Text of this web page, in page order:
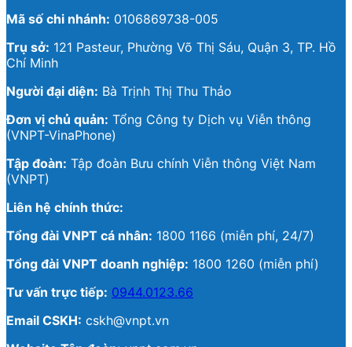
Mã số chi nhánh: 0106869738-005
Trụ sở: 121 Pasteur, Phường Võ Thị Sáu, Quận 3, TP. Hồ
Chí Minh
Người đại diện: Bà Trịnh Thị Thu Thảo
Đơn vị chủ quản: Tổng Công ty Dịch vụ Viễn thông
(VNPT-VinaPhone)
Tập đoàn: Tập đoàn Bưu chính Viễn thông Việt Nam
(VNPT)
Liên hệ chính thức:
Tổng đài VNPT cá nhân: 1800 1166 (miễn phí, 24/7)
Tổng đài VNPT doanh nghiệp: 1800 1260 (miễn phí)
Tư vấn trực tiếp: 0944.0123.66
Email CSKH: cskh@vnpt.vn